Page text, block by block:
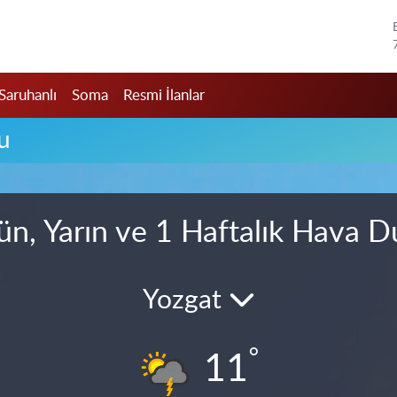
Soma Resmi İlanlar
Yarın ve 1 Haftalık Hava
Yozgat
11°